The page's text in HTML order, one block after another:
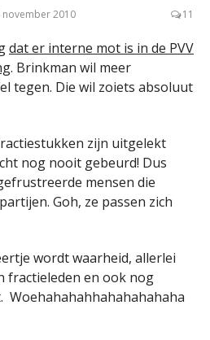
november 2010 11
dat er interne mot is in de PVV
. Brinkman wil meer
tegen. Die wil zoiets absoluut
zijn uitgelekt
nog nooit gebeurd! Dus
mensen die
Goh, ze passen zich
wordt waarheid, allerlei
fractieleden en ook nog
Woehahahahhahahahahaha